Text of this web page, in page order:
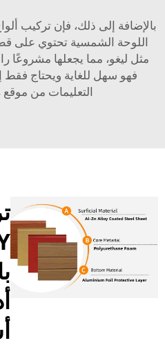
بالإضافة إلى ذلك، فإن تركيب
اللوحة الشمسية تحتوي على
مثل ليغو، مما يجعلها مشروعًا
فهو سهل للغاية ويحتاج
التعليمات من موقع Instructables.